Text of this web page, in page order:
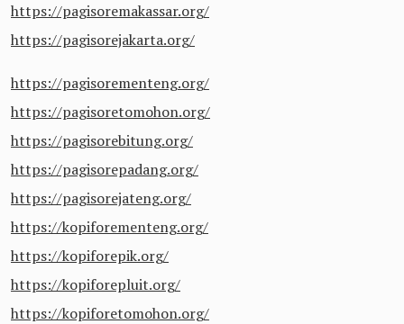
https://pagisoremakassar.org/
https://pagisorejakarta.org/
https://pagisorementeng.org/
https://pagisoretomohon.org/
https://pagisorebitung.org/
https://pagisorepadang.org/
https://pagisorejateng.org/
https://kopiforementeng.org/
https://kopiforepik.org/
https://kopiforepluit.org/
https://kopiforetomohon.org/